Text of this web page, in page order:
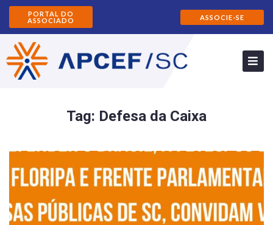
PORTAL DO
ASSOCIADO
ASSOCIE-SE
Tag: Defesa da Caixa